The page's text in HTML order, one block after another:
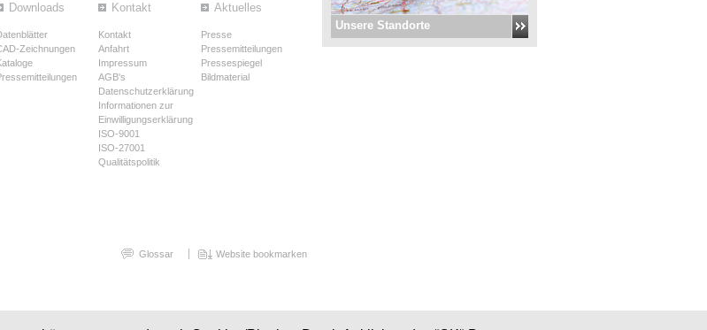
Unsere Standorte
Downloads
Zeichnungen
Kontakt
Kontakt
Anfahrt
Impressum
AGB's
Datenschutzerklärung
Informationen zur
Einwilligungserklärung
ISO-9001
ISO-27001
Qualitätspolitik
Aktuelles
Presse
Pressemitteilungen
Pressespiegel
Bildmaterial
Glossar Website bookmarken